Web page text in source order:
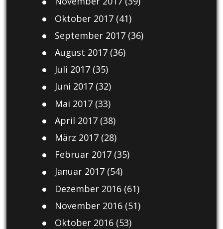
Oktober 2017(41)
September 2017(36)
August 2017(36)
Juli 2017(35)
Juni 2017(32)
Mai 2017(33)
April 2017(38)
März 2017(28)
Februar 2017(35)
Januar 2017(54)
Dezember 2016(61)
November 2016(51)
Oktober 2016(53)